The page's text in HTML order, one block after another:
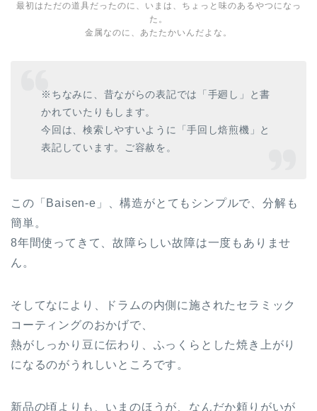
最初はただの道具だったのに、いまは、ちょっと味のあるやつになっ
た。
金属なのに、あたたかいんだよな。
※ちなみに、昔ながらの表記では「手廻し」と書
かれていたりもします。
今回は、検索しやすいように「手回し焙煎機」と
表記しています。ご容赦を。
この「Baisen-e」、構造がとてもシンプルで、分解も
簡単。
8年間使ってきて、故障らしい故障は一度もありませ
ん。
そしてなにより、ドラムの内側に施されたセラミック
コーティングのおかげで、
熱がしっかり豆に伝わり、ふっくらとした焼き上がり
になるのがうれしいところです。
新品の頃よりも、いまのほうが、なんだか頼りがいが